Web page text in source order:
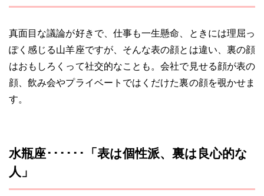
真面目な議論が好きで、仕事も一生懸命、ときには理屈っ
ぽく感じる山羊座ですが、そんな表の顔とは違い、裏の顔
はおもしろくって社交的なことも。会社で見せる顔が表の
顔、飲み会やプライベートではくだけた裏の顔を覗かせま
す。
水瓶座･･････「表は個性派、裏は良心的な
人」